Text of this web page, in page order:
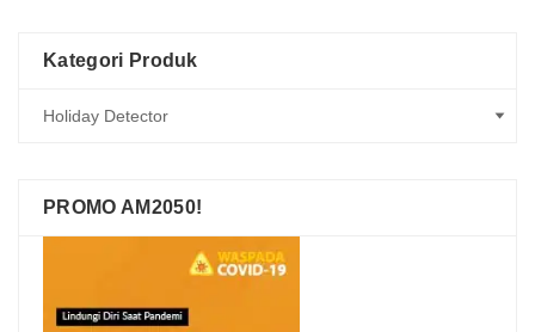
Kategori Produk
PROMO AM2050!